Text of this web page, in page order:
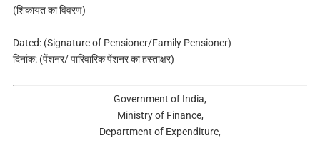
(शिकायत का विवरण)
Dated: (Signature of Pensioner/Family Pensioner)
दिनांक: (पेंशनर/ पारिवारिक पेंशनर का हस्ताक्षर)
Government of India,
Ministry of Finance,
Department of Expenditure,